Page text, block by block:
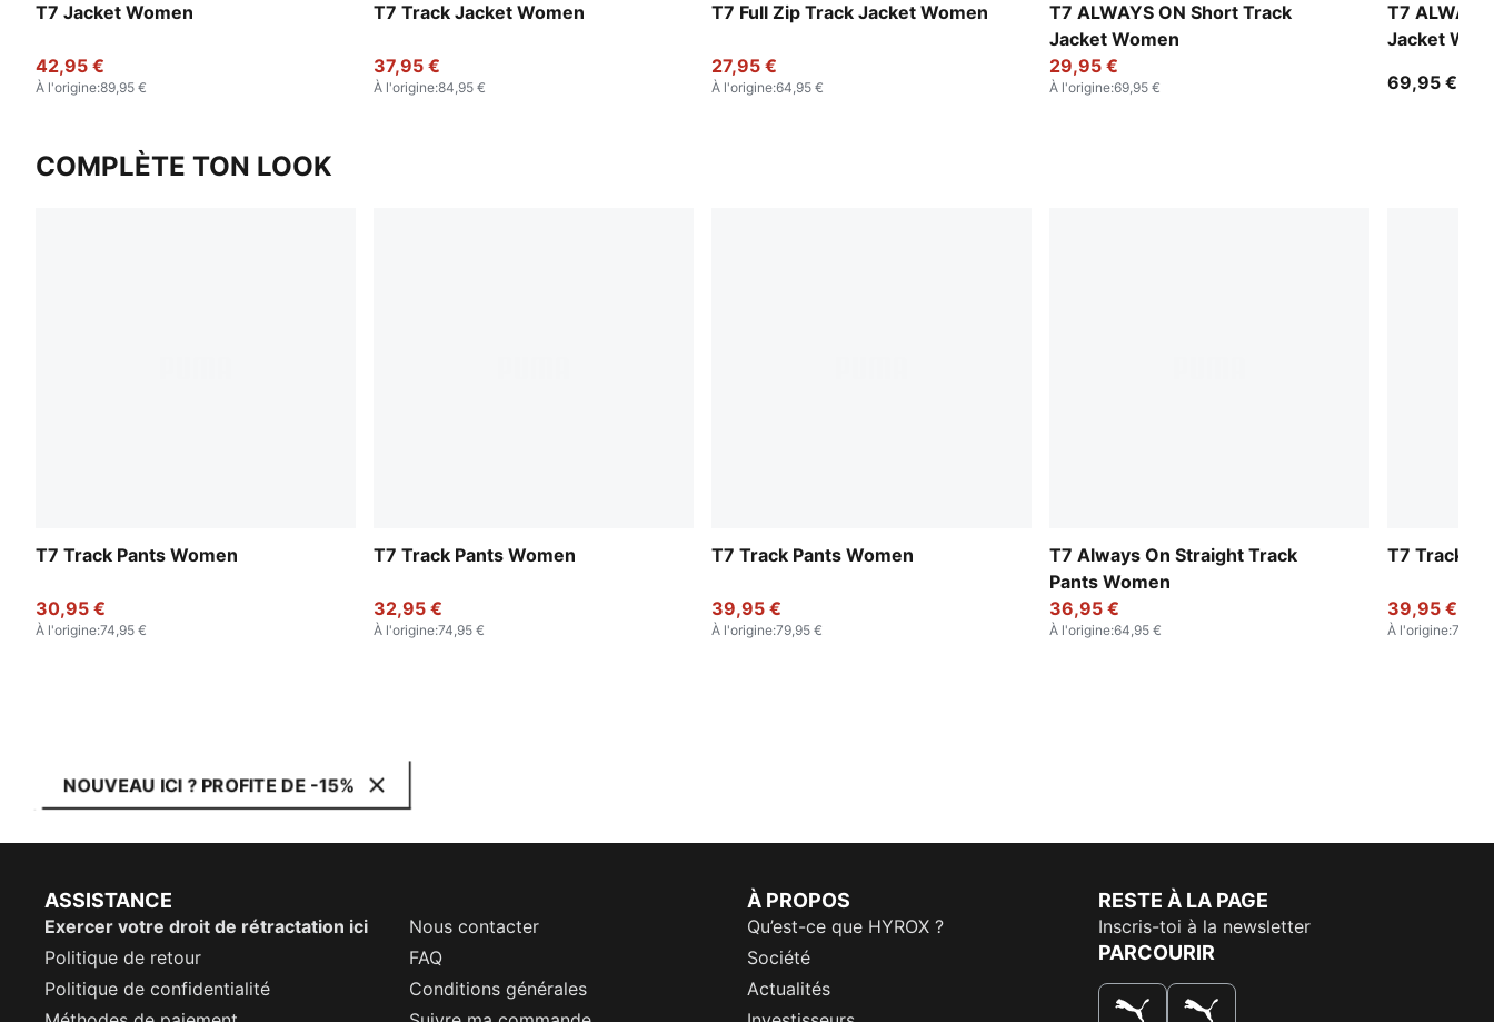
T7 Jacket Women
42,95 €
À l'origine:89,95 €
T7 Track Jacket Women
37,95 €
À l'origine:84,95 €
T7 Full Zip Track Jacket Women
27,95 €
À l'origine:64,95 €
T7 ALWAYS ON Short Track
Jacket Women
29,95 €
À l'origine:69,95 €
T7
Jacket
69,95 €
COMPLÈTE TON LOOK
T7 Track Pants Women
30,95 €
À l'origine:74,95 €
T7 Track Pants Women
32,95 €
À l'origine:74,95 €
T7 Track Pants Women
39,95 €
À l'origine:79,95 €
T7 Always On Straight Track
Pants Women
36,95 €
À l'origine:64,95 €
T7 Track
39,95 €
À l'origine:79,95
NOUVEAU ICI ? PROFITE DE -15%
ASSISTANCE
Exercer votre droit de rétractation ici
Nous contacter
Politique de retour
FAQ
Politique de confidentialité
Conditions générales
À PROPOS
Qu’est-ce que HYROX ?
Société
Actualités
RESTE À LA PAGE
Inscris-toi à la newsletter
PARCOURIR